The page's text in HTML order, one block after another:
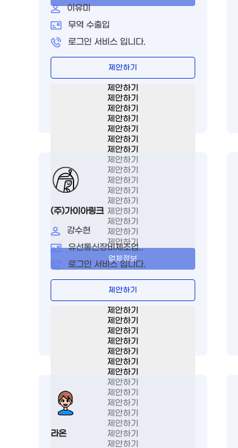
이유미
무역 수출입
로그인 서비스 입니다.
제안하기
제안하기
제안하기
제안하기
제안하기
제안하기
제안하기
제안하기
제안하기
제안하기
제안하기
제안하기
제안하기
제안하기
제안하기
제안하기
제안하기
업체정보
(주)가이아링크
강수현
유선통신장비제조업..
로그인 서비스 입니다.
제안하기
제안하기
제안하기
제안하기
제안하기
제안하기
제안하기
제안하기
제안하기
제안하기
제안하기
제안하기
제안하기
제안하기
제안하기
라온